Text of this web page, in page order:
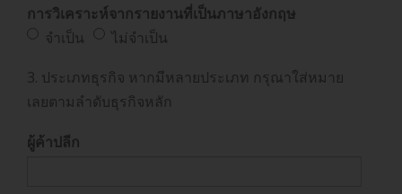
การวิเคราะห์จากรายงานที่เป็นภาษาอังกฤษ
จำเป็น
ไม่จำเป็น
3. ประเภทธุรกิจ หากมีหลายประเภท กรุณาใส่หมาย
เลยตามลำดับธุรกิจหลัก
ผู้ค้าปลีก